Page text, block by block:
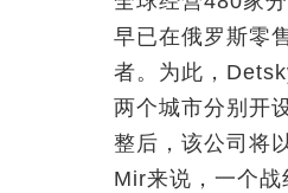
早已在俄罗斯零
者。为此，
两个城市分别开
整后，该公司将
Mir来说，一个